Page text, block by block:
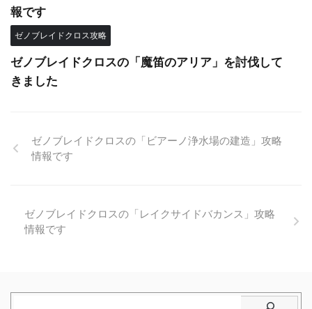
報です
ゼノブレイドクロス攻略
ゼノブレイドクロスの「魔笛のアリア」を討伐して
きました
ゼノブレイドクロスの「ビアーノ浄水場の建造」攻略
情報です
ゼノブレイドクロスの「レイクサイドバカンス」攻略
情報です